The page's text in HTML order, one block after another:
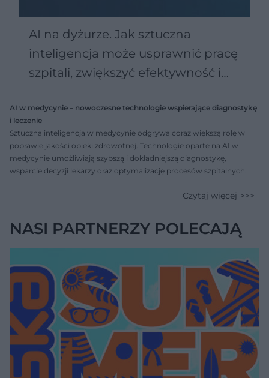
AI na dyżurze. Jak sztuczna
inteligencja może usprawnić pracę
szpitali, zwiększyć efektywność i
AI w medycynie – nowoczesne technologie wspierające diagnostykę
i leczenie
Sztuczna inteligencja w medycynie odgrywa coraz większą rolę w
poprawie jakości opieki zdrowotnej. Technologie oparte na AI w
medycynie umożliwiają szybszą i dokładniejszą diagnostykę,
wsparcie decyzji lekarzy oraz optymalizację procesów szpitalnych.
innowacje te pomagają wykrywać choroby we wczesnym stadium,
W ramach zastosowań sztucznej inteligencji w medycynie wyróżnić
systemy wspierające diagnostykę obrazową (np. analiza zdjęć
algorytmy prognozujące przebieg chorób i reakcję na leczenie,
narzędzia do monitorowania pacjentów i analizy danych w
czasie rzeczywistym,
wspomaganie badań klinicznych i opracowywania nowych
leków.
Innowacje w medycynie oparte na AI nie tylko zwiększają
skuteczność leczenia, ale także podnoszą bezpieczeństwo pacjentów
i efektywność pracy personelu medycznego. Portal
poradnikzdrowie.pl prezentuje najnowsze informacje, badania i
Czytaj więcej
NASI PARTNERZY POLECAJĄ